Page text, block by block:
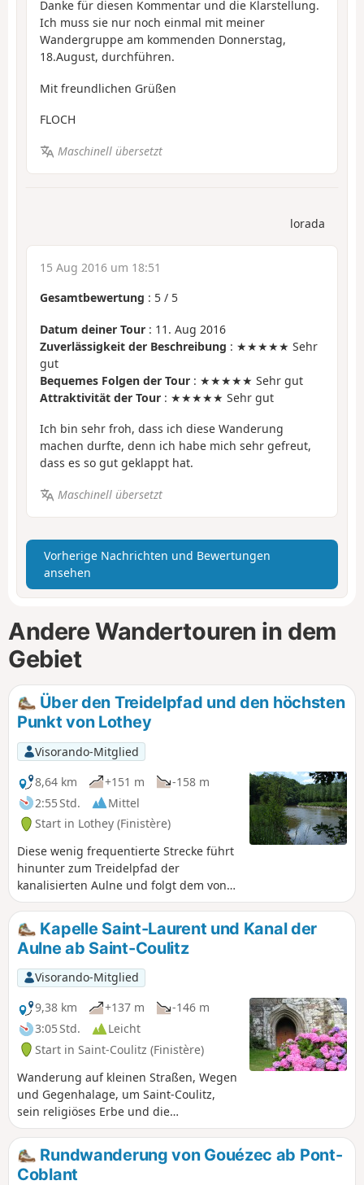
Danke für diesen Kommentar und die Klarstellung.
Ich muss sie nur noch einmal mit meiner
Wandergruppe am kommenden Donnerstag,
18.August, durchführen.
Mit freundlichen Grüßen
FLOCH
Maschinell übersetzt
lorada
15 Aug 2016 um 18:51
Gesamtbewertung : 5 / 5
Datum deiner Tour : 11. Aug 2016
Zuverlässigkeit der Beschreibung : ★★★★★ Sehr
gut
Bequemes Folgen der Tour : ★★★★★ Sehr gut
Attraktivität der Tour : ★★★★★ Sehr gut
Ich bin sehr froh, dass ich diese Wanderung
machen durfte, denn ich habe mich sehr gefreut,
dass es so gut geklappt hat.
Maschinell übersetzt
Vorherige Nachrichten und Bewertungen
ansehen
Andere Wandertouren in dem
Gebiet
Über den Treidelpfad und den höchsten
Punkt von Lothey
Visorando-Mitglied
8,64 km
+151 m
-158 m
2:55 Std.
Mittel
Start in Lothey (Finistère)
Diese wenig frequentierte Strecke führt
hinunter zum Treidelpfad der
kanalisierten Aulne und folgt dem von
schönen Eschen gesäumten Fluss.Nach
der etwas lauten Passage unter der
Brücke der N165 führt die Route weiter
über ruhige kleine Straßen und
mehrere grasbewachsene Wege bis
zum höchsten Punkt der Gemeinde
Lothey (166 m), von wo aus man einen
weiten Ausblick auf das Becken von
Châteaulin hat, das die Monts d'Arrée
von den Montagnes Noires
trennt.Beenden Sie die Tour mit einem
Abstecher zum Waschhaus und zum
Brunnen Saint-Fiacre.
Kapelle Saint-Laurent und Kanal der
Aulne ab Saint-Coulitz
Visorando-Mitglied
9,38 km
+137 m
-146 m
3:05 Std.
Leicht
Start in Saint-Coulitz (Finistère)
Wanderung auf kleinen Straßen, Wegen
und Gegenhalage, um Saint-Coulitz,
sein religiöses Erbe und die
Schönheiten der umgebenden Natur zu
entdecken.
Rundwanderung von Gouézec ab Pont-
Coblant